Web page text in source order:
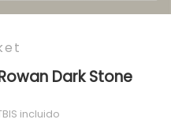
Dark Stone
incluido